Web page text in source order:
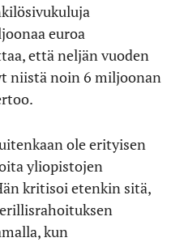
euroa
että neljän vuoden
niistä noin 6 miljoonan
ole erityisen
yliopistojen
kritisoi etenkin sitä,
kun